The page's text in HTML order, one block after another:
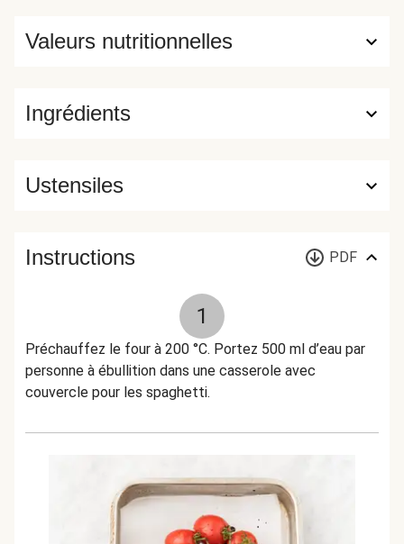
Ingrédients
Valeurs nutritionnelles
Ustensiles
Instructions PDF
1
Préchauffez le four à 200 °C. Portez 500 ml d’eau par
personne à ébullition dans une casserole avec
couvercle pour les spaghetti.